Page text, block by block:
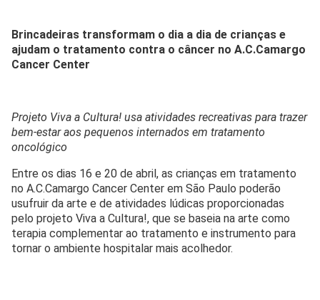
Brincadeiras transformam o dia a dia de crianças e
ajudam o tratamento contra o câncer no A.C.Camargo
Cancer Center
Projeto Viva a Cultura! usa atividades recreativas para trazer
bem-estar aos pequenos internados em tratamento
oncológico
Entre os dias 16 e 20 de abril, as crianças em tratamento
no A.C.Camargo Cancer Center em São Paulo poderão
usufruir da arte e de atividades lúdicas proporcionadas
pelo projeto Viva a Cultura!, que se baseia na arte como
terapia complementar ao tratamento e instrumento para
tornar o ambiente hospitalar mais acolhedor.